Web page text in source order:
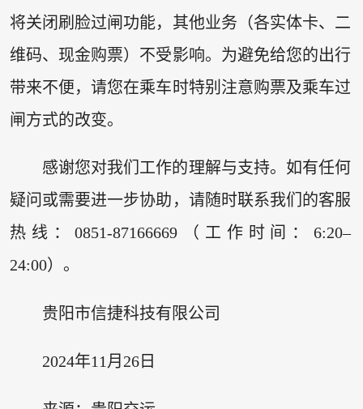
将关闭刷脸过闸功能，其他业务（各实体卡、二
维码、现金购票）不受影响。为避免给您的出行
带来不便，请您在乘车时特别注意购票及乘车过
闸方式的改变。
感谢您对我们工作的理解与支持。如有任何
疑问或需要进一步协助，请随时联系我们的客服
热线：0851-87166669（工作时间：6:20–
24:00）。
贵阳市信捷科技有限公司
2024年11月26日